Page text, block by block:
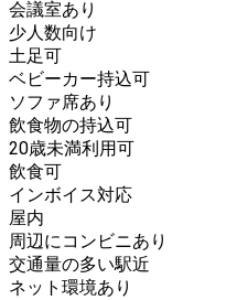
会議室あり
少人数向け
土足可
ベビーカー持込可
ソファ席あり
飲食物の持込可
20歳未満利用可
飲食可
インボイス対応
屋内
周辺にコンビニあり
交通量の多い駅近
ネット環境あり